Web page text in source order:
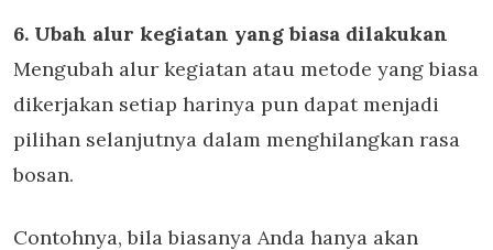
6. Ubah alur kegiatan yang biasa dilakukan
Mengubah alur kegiatan atau metode yang biasa
dikerjakan setiap harinya pun dapat menjadi
pilihan selanjutnya dalam menghilangkan rasa
bosan.
Contohnya, bila biasanya Anda hanya akan